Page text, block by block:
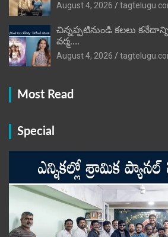
August 4, 2026
చిన్నప్పటినుండి కలలు
వర్మ….
August 4, 2026
Most Read
Special